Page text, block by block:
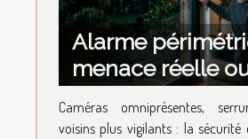
Alarme
menace réelle
sentiment
Caméras omniprésentes,
voisins plus vigilants : la sécurité